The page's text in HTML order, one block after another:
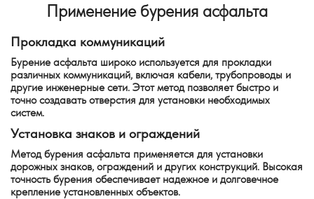
Применение бурения асфальта
Прокладка коммуникаций
Бурение асфальта широко используется для прокладки
различных коммуникаций, включая кабели, трубопроводы и
другие инженерные сети. Этот метод позволяет быстро и
точно создавать отверстия для установки необходимых
систем.
Установка знаков и ограждений
Метод бурения асфальта применяется для установки
дорожных знаков, ограждений и других конструкций. Высокая
точность бурения обеспечивает надежное и долговечное
крепление установленных объектов.